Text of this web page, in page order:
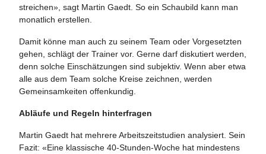
streichen», sagt Martin Gaedt. So ein Schaubild kann man
monatlich erstellen.
Damit könne man auch zu seinem Team oder Vorgesetzten
gehen, schlägt der Trainer vor. Gerne darf diskutiert werden,
denn solche Einschätzungen sind subjektiv. Wenn aber etwa
alle aus dem Team solche Kreise zeichnen, werden
Gemeinsamkeiten offenkundig.
Abläufe und Regeln hinterfragen
Martin Gaedt hat mehrere Arbeitszeitstudien analysiert. Sein
Fazit: «Eine klassische 40-Stunden-Woche hat mindestens